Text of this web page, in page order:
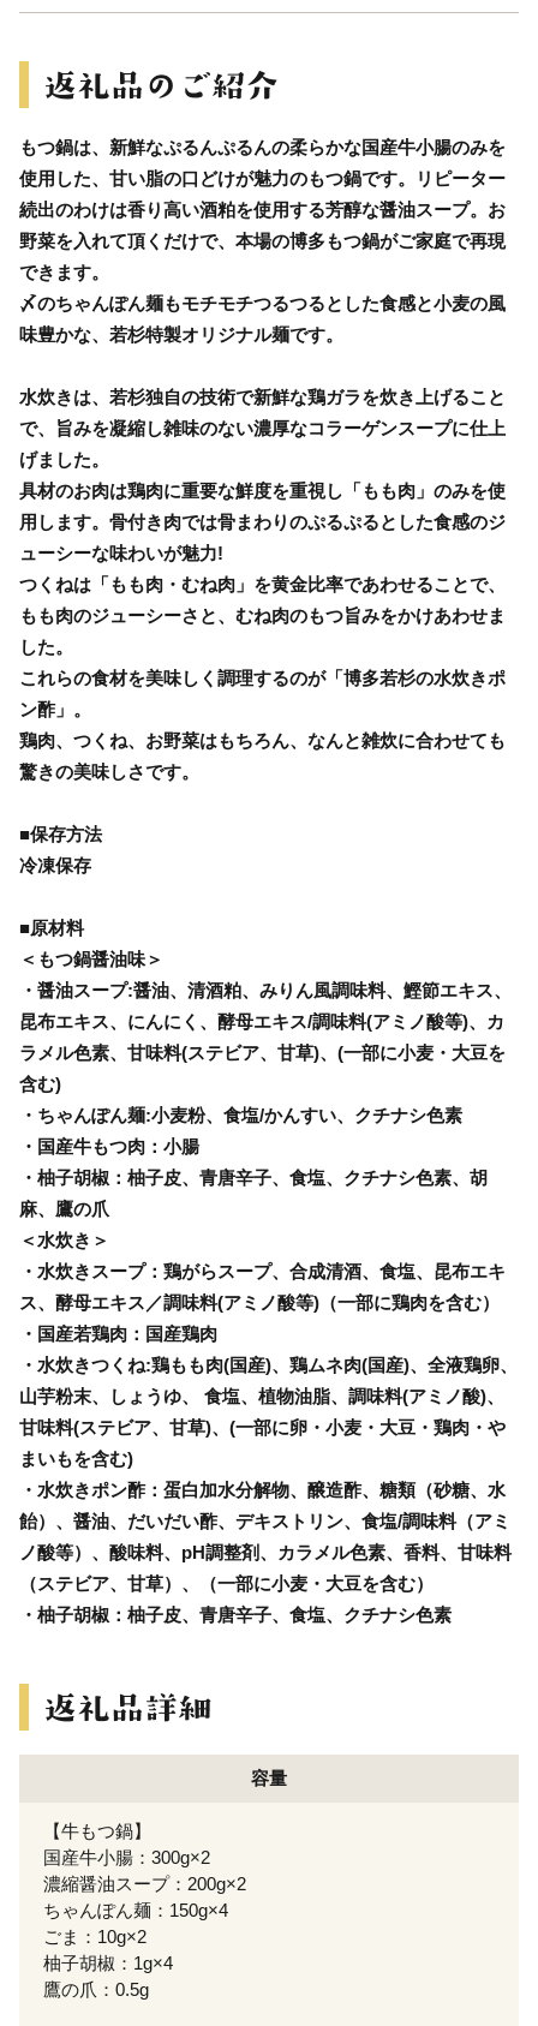
もつ鍋は、新鮮なぷるんぷるんの柔らかな国産牛小腸のみを
使用した、甘い脂の口どけが魅力のもつ鍋です。リピーター
続出のわけは香り高い酒粕を使用する芳醇な醤油スープ。お
野菜を入れて頂くだけで、本場の博多もつ鍋がご家庭で再現
できます。
〆のちゃんぽん麺もモチモチつるつるとした食感と小麦の風
味豊かな、若杉特製オリジナル麺です。
水炊きは、若杉独自の技術で新鮮な鶏ガラを炊き上げること
で、旨みを凝縮し雑味のない濃厚なコラーゲンスープに仕上
げました。
具材のお肉は鶏肉に重要な鮮度を重視し「もも肉」のみを使
用します。骨付き肉では骨まわりのぷるぷるとした食感のジ
ューシーな味わいが魅力!
つくねは「もも肉・むね肉」を黄金比率であわせることで、
もも肉のジューシーさと、むね肉のもつ旨みをかけあわせま
した。
これらの食材を美味しく調理するのが「博多若杉の水炊きポ
ン酢」。
鶏肉、つくね、お野菜はもちろん、なんと雑炊に合わせても
驚きの美味しさです。
■保存方法
冷凍保存
■原材料
＜もつ鍋醤油味＞
・醤油スープ:醤油、清酒粕、みりん風調味料、鰹節エキス、
昆布エキス、にんにく、酵母エキス/調味料(アミノ酸等)、カ
ラメル色素、甘味料(ステビア、甘草)、(一部に小麦・大豆を
含む)
・ちゃんぽん麺:小麦粉、食塩/かんすい、クチナシ色素
・国産牛もつ肉：小腸
・柚子胡椒：柚子皮、青唐辛子、食塩、クチナシ色素、胡
麻、鷹の爪
＜水炊き＞
・水炊きスープ：鶏がらスープ、合成清酒、食塩、昆布エキ
ス、酵母エキス／調味料(アミノ酸等)（一部に鶏肉を含む）
・国産若鶏肉：国産鶏肉
・水炊きつくね:鶏もも肉(国産)、鶏ムネ肉(国産)、全液鶏卵、
山芋粉末、しょうゆ、 食塩、植物油脂、調味料(アミノ酸)、
甘味料(ステビア、甘草)、(一部に卵・小麦・大豆・鶏肉・や
まいもを含む)
・水炊きポン酢：蛋白加水分解物、醸造酢、糖類（砂糖、水
飴）、醤油、だいだい酢、デキストリン、食塩/調味料（アミ
ノ酸等）、酸味料、pH調整剤、カラメル色素、香料、甘味料
（ステビア、甘草）、（一部に小麦・大豆を含む）
・柚子胡椒：柚子皮、青唐辛子、食塩、クチナシ色素
容量
【牛もつ鍋】
国産牛小腸：300g×2
濃縮醤油スープ：200g×2
ちゃんぽん麺：150g×4
ごま：10g×2
柚子胡椒：1g×4
鷹の爪：0.5g